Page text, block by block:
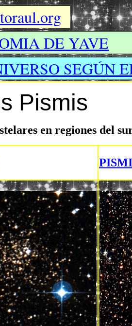
DE YAVE
SEGÚN
Pismis
en regiones del